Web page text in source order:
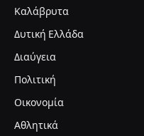
Καλάβρυτα
Δυτική Ελλάδα
Διαύγεια
Πολιτική
Οικονομία
Αθλητικά